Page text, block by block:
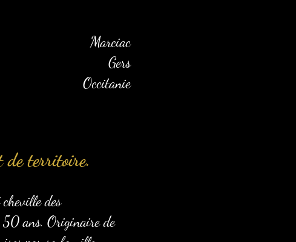
Marciac
Gers
Occitanie
de territoire.
des
50 ans. Originaire de